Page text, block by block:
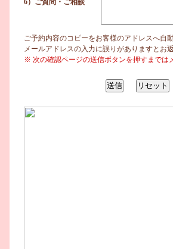
6）ご質問・ご相談
ご予約内容のコピーをお客様のアドレスへ自
メールアドレスの入力に誤りがありますとお
※ 次の確認ページの送信ボタンを押すまでは